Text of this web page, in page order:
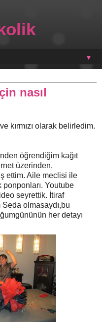
▼
nasıl
kırmızı olarak belirledim.
öğrendiğim kağıt
üzerinden,
ettim. Aile meclisi ile
ponponları. Youtube
seyrettik. İtiraf
olmasaydı,bu
her detayı